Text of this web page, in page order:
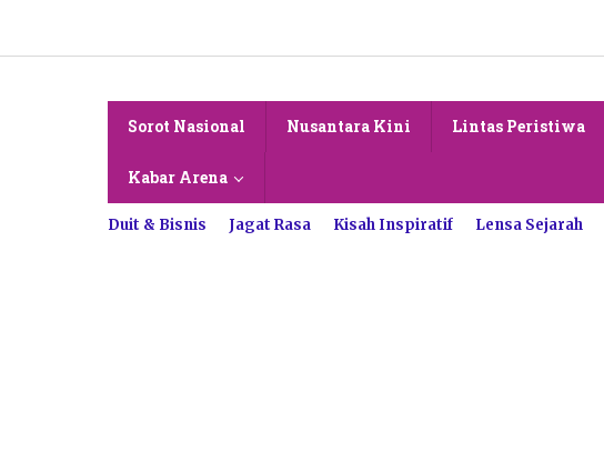
konten
Sorot Nasional Nusantara Kini Lintas Peristiwa
Kabar Arena
Duit & Bisnis Jagat Rasa Kisah Inspiratif Lensa Sejarah